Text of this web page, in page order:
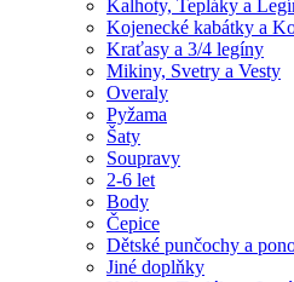
Kalhoty, Tepláky a
Kojenecké kabátky a
Kraťasy a 3/4 legíny
Mikiny, Svetry a Vesty
Overaly
Pyžama
Šaty
Soupravy
2-6 let
Body
Čepice
Dětské punčochy a
Jiné doplňky